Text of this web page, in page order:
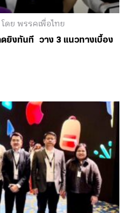
โดย พรรคเพื่อไทย
ดยิงทันที วาง 3 แนวทางเบื้อง